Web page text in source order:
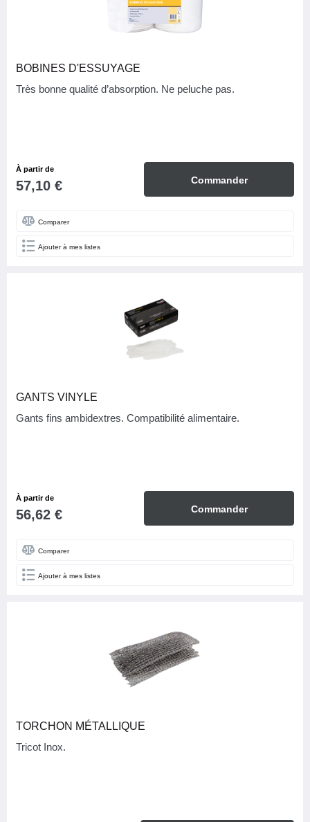
BOBINES D'ESSUYAGE
Très bonne qualité d’absorption. Ne peluche pas.
À partir de
57,10 € Commander
Comparer
Ajouter à mes listes
GANTS VINYLE
Gants fins ambidextres. Compatibilité alimentaire.
À partir de
56,62 € Commander
Comparer
Ajouter à mes listes
TORCHON MÉTALLIQUE
Tricot Inox.